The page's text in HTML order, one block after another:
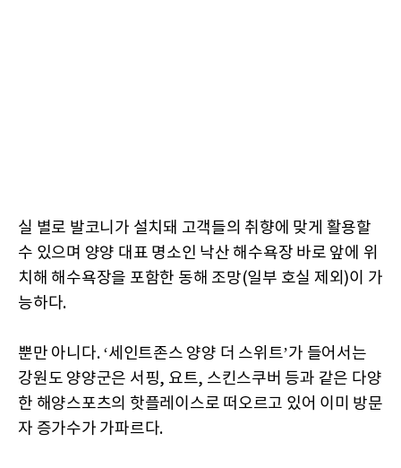
실 별로 발코니가 설치돼 고객들의 취향에 맞게 활용할
수 있으며 양양 대표 명소인 낙산 해수욕장 바로 앞에 위
치해 해수욕장을 포함한 동해 조망(일부 호실 제외)이 가
능하다.
뿐만 아니다. ‘세인트존스 양양 더 스위트’가 들어서는
강원도 양양군은 서핑, 요트, 스킨스쿠버 등과 같은 다양
한 해양스포츠의 핫플레이스로 떠오르고 있어 이미 방문
자 증가수가 가파르다.